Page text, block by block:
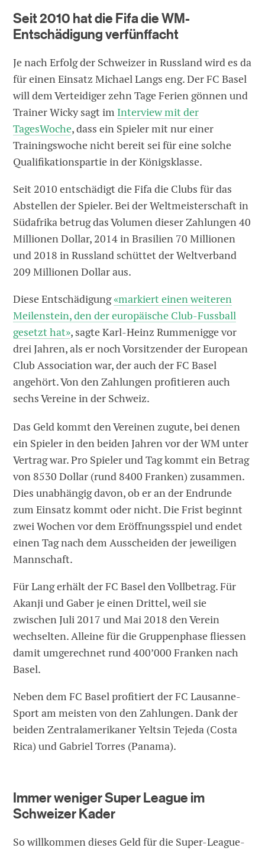
Seit 2010 hat die Fifa die WM-
Entschädigung verfünffacht
Je nach Erfolg der Schweizer in Russland wird es da
für einen Einsatz Michael Langs eng. Der FC Basel
will dem Verteidiger zehn Tage Ferien gönnen und
Trainer Wicky sagt im Interview mit der
TagesWoche, dass ein Spieler mit nur einer
Trainingswoche nicht bereit sei für eine solche
Qualifikationspartie in der Königsklasse.
Seit 2010 entschädigt die Fifa die Clubs für das
Abstellen der Spieler. Bei der Weltmeisterschaft in
Südafrika betrug das Volumen dieser Zahlungen 40
Millionen Dollar, 2014 in Brasilien 70 Millionen
und 2018 in Russland schüttet der Weltverband
209 Millionen Dollar aus.
Diese Entschädigung«markiert einen weiteren
Meilenstein, den der europäische Club-Fussball
gesetzt hat», sagte Karl-Heinz Rummenigge vor
drei Jahren, als er noch Vorsitzender der European
Club Association war, der auch der FC Basel
angehört. Von den Zahlungen profitieren auch
sechs Vereine in der Schweiz.
Das Geld kommt den Vereinen zugute, bei denen
ein Spieler in den beiden Jahren vor der WM unter
Vertrag war. Pro Spieler und Tag kommt ein Betrag
von 8530 Dollar (rund 8400 Franken) zusammen.
Dies unabhängig davon, ob er an der Endrunde
zum Einsatz kommt oder nicht. Die Frist beginnt
zwei Wochen vor dem Eröffnungsspiel und endet
einen Tag nach dem Ausscheiden der jeweiligen
Mannschaft.
Für Lang erhält der FC Basel den Vollbetrag. Für
Akanji und Gaber je einen Drittel, weil sie
zwischen Juli 2017 und Mai 2018 den Verein
wechselten. Alleine für die Gruppenphase fliessen
damit umgerechnet rund 400’000 Franken nach
Basel.
Neben dem FC Basel profitiert der FC Lausanne-
Sport am meisten von den Zahlungen. Dank der
beiden Zentralamerikaner Yeltsin Tejeda (Costa
Rica) und Gabriel Torres (Panama).
Immer weniger Super League im
Schweizer Kader
So willkommen dieses Geld für die Super-League-